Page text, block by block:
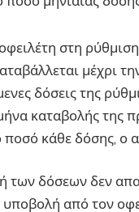
στη
μέχρι
δόσεις της
καταβολής της
ποσό κάθε δόσης, ο
των δόσεων δεν
υποβολή από τον